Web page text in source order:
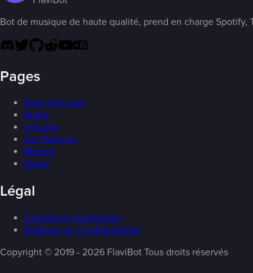
Bot de musique de haute qualité, prend en charge Spotify,
Pages
Page d'accueil
Statut
L'équipe
Our Partners
Marché
Guide
Légal
Conditions d'utilisation
Politique de Confidentialité
Copyright ©️ 2019 - 2026 FlaviBot Tous droits réservés